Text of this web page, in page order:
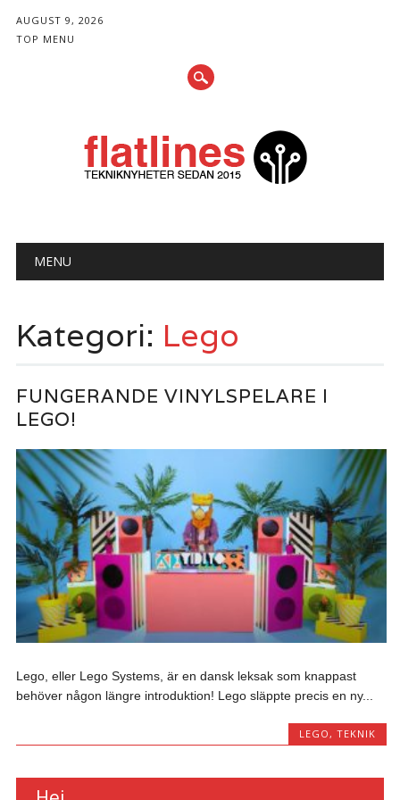
AUGUST 9, 2026
TOP MENU
Huvudmeny
MENU
Kategori: Lego
FUNGERANDE VINYLSPELARE I
LEGO!
Lego, eller Lego Systems, är en dansk leksak som knappast
behöver någon längre introduktion! Lego släppte precis en ny...
LEGO , TEKNIK